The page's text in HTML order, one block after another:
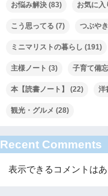
お悩み解決 (83) お気に入
こう思ってる (7) つぶやき
ミニマリストの暮らし (191)
主様ノート (3) 子育て備
本【読書ノート】 (22) 洋
観光・グルメ (28)
Recent Comments
表示できるコメントはあ